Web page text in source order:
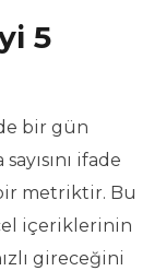
5
bir gün
ifade
metriktir. Bu
içeriklerinin
gireceğini